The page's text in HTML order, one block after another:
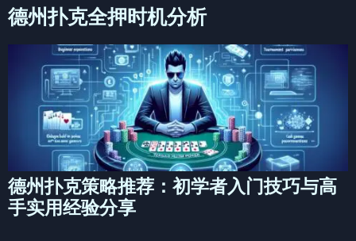
德州扑克全押时机分析
德州扑克策略推荐：初学者入门技巧与高
手实用经验分享